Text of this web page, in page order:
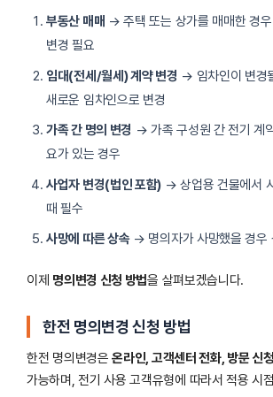
부동산 매매 → 주택 또는 상가를 매매한 경
변경 필요
임대(전세/월세) 계약 변경 → 임차인이 변경
새로운 임차인으로 변경
가족 간 명의 변경 → 가족 구성원 간 전기 계
요가 있는 경우
사업자 변경(법인 포함) → 상업용 건물에서
때 필수
사망에 따른 상속→ 명의자가 사망했을 경우
이제 명의변경 신청 방법을 살펴보겠습니다.
한전 명의변경 신청 방법
한전 명의변경은온라인, 고객센터 전화, 방문 신청
가능하며, 전기 사용 고객유형에 따라서 적용 시